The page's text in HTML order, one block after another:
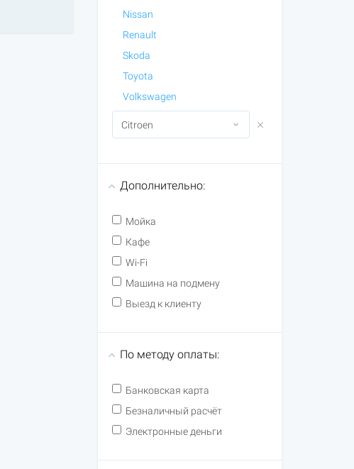
Nissan
Renault
Skoda
Toyota
Volkswagen
Дополнительно:
Мойка
Кафе
Wi-Fi
Машина на подмену
Выезд к клиенту
По методу оплаты:
Банковская карта
Безналичный расчёт
Электронные деньги